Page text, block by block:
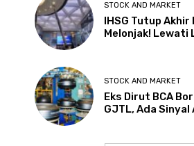
STOCK AND MARKET
IHSG Tutup Akhir
Melonjak! Lewati
STOCK AND MARKET
Eks Dirut BCA
GJTL, Ada Sinyal